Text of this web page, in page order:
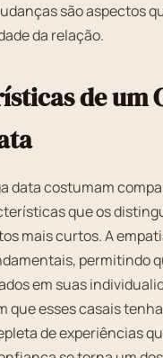
são aspectos
da relação.
de um
data costumam
que os
mais curtos. A
permitindo
em suas
que esses casais
de experiências